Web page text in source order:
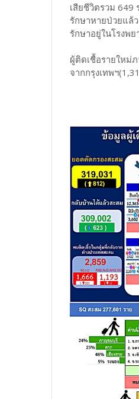
เสียชีวิตรวม 649
รักษาหายป่วยแล้
รักษาอยู่ในโรงพ
ผู้ติดเชื้อรายใหม่
จากกรุงเทพฯ